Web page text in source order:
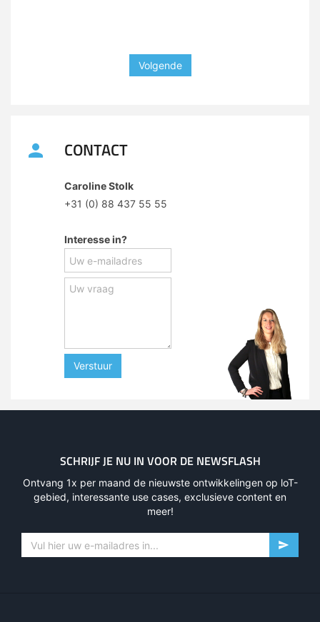
Volgende
CONTACT
Caroline Stolk
+31 (0) 88 437 55 55
Interesse in?
Verstuur
SCHRIJF JE NU IN VOOR DE NEWSFLASH
Ontvang 1x per maand de nieuwste ontwikkelingen op loT-
gebied, interessante use cases, exclusieve content en
meer!